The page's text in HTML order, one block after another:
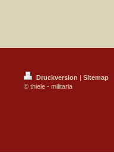
Druckversion | Sitemap
© thiele - militaria